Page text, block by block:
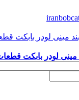
مینی لودر بابکت